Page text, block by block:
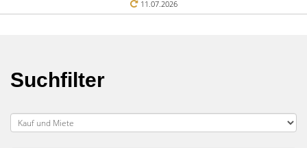
11.07.2026
Suchfilter